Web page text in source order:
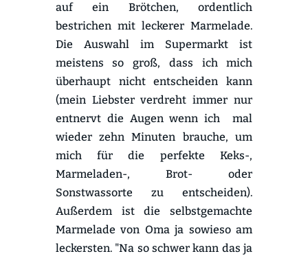
auf ein Brötchen, ordentlich
bestrichen mit leckerer Marmelade.
Die Auswahl im Supermarkt ist
meistens so groß, dass ich mich
überhaupt nicht entscheiden kann
(mein Liebster verdreht immer nur
entnervt die Augen wenn ich mal
wieder zehn Minuten brauche, um
mich für die perfekte Keks-,
Marmeladen-, Brot- oder
Sonstwassorte zu entscheiden).
Außerdem ist die selbstgemachte
Marmelade von Oma ja sowieso am
leckersten. "Na so schwer kann das ja